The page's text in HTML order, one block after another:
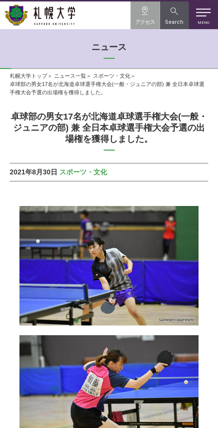
MENU
アクセス Search
ニュース
札幌大学トップ ニュース一覧
スポーツ・文化
卓球部の男女17名が北海道卓球選手権大会(一般・ジュニアの部) 兼 全日本卓球選
手権大会予選の出場権を獲得しました。
卓球部の男女17名が北海道卓球選手権大会(一般・
ジュニアの部) 兼 全日本卓球選手権大会予選の出
場権を獲得しました。
2021年8月30日 スポーツ・文化